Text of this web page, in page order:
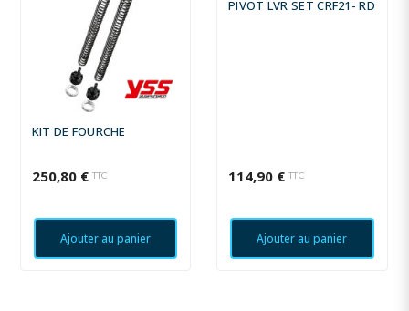
KIT DE FOURCHE
250,80 € TTC
Ajouter au panier
PIVOT LVR SET CRF21- RD
114,90 € TTC
Ajouter au panier